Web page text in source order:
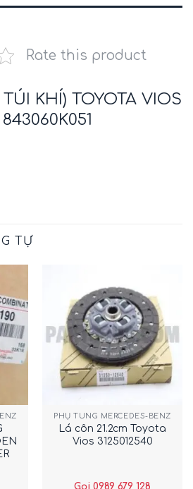
Rate this product
KHÍ) TOYOTA VIOS
TỰ
PHỤ TÙNG MERCEDES-BENZ
Lá côn 21.2cm Toyota
Vios 3125012540
Gọi 0989 679 128